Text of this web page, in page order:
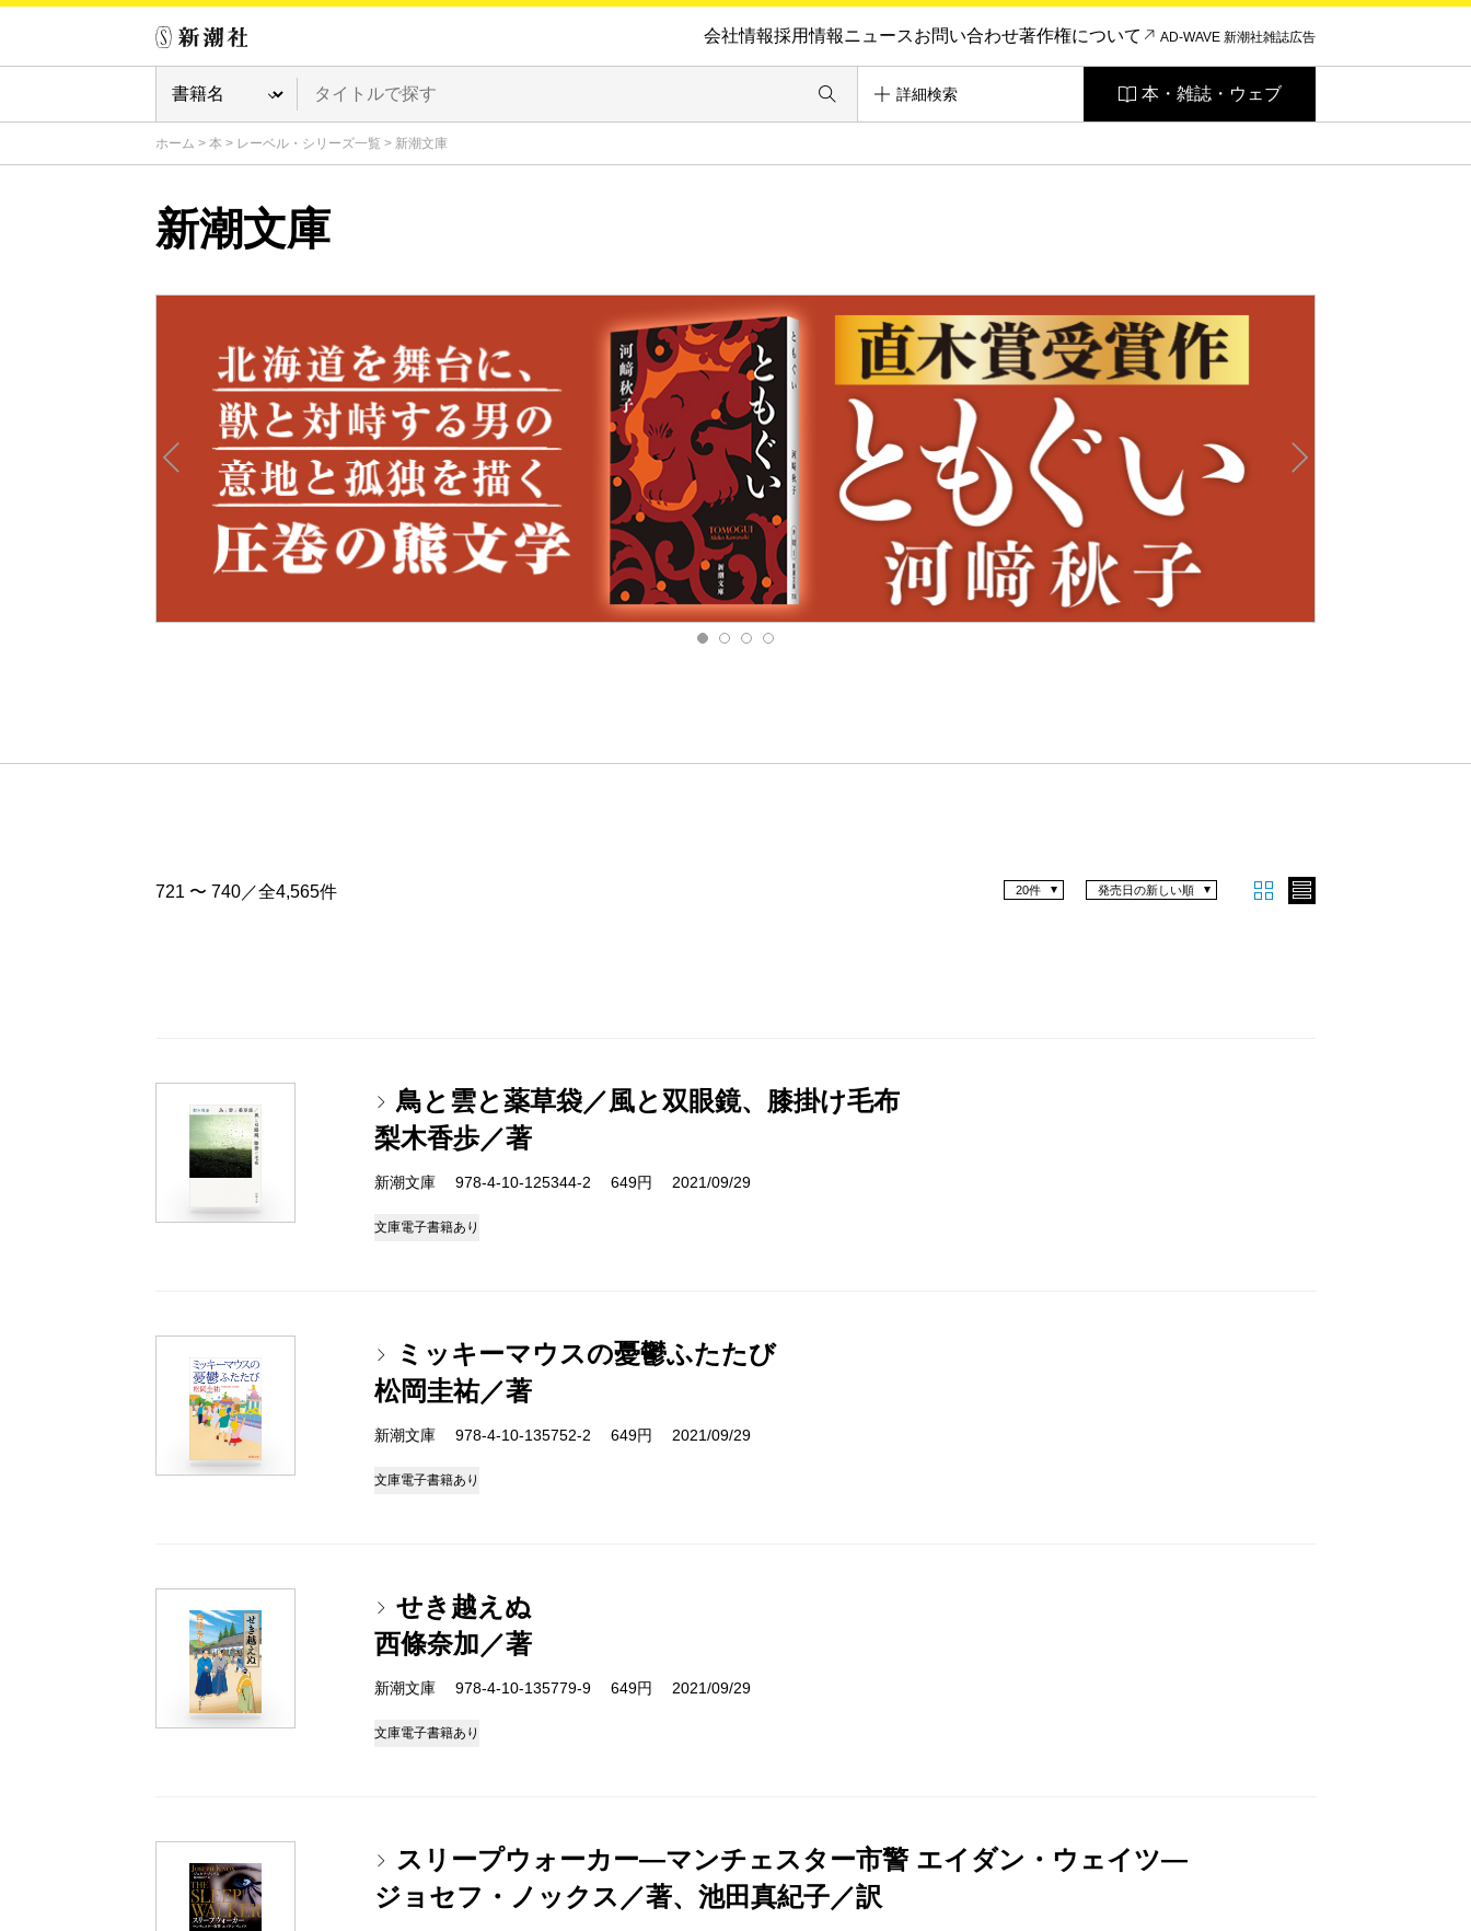
会社情報採用情報ニュースお問い合わせ著作権について AD-WAVE 新潮社雑誌広告
詳細検索 本・雑誌・ウェブ
ホーム > 本 > レーベル・シリーズ一覧 > 新潮文庫
新潮文庫
721 〜 740／全4,565件 発売日の新しい順
20件
鳥と雲と薬草袋／風と双眼鏡、膝掛け毛布
梨木香歩／著
新潮文庫 978-4-10-125344-2 649円 2021/09/29
文庫電子書籍あり
ミッキーマウスの憂鬱ふたたび
松岡圭祐／著
新潮文庫 978-4-10-135752-2 649円 2021/09/29
文庫電子書籍あり
せき越えぬ
西條奈加／著
新潮文庫 978-4-10-135779-9 649円 2021/09/29
文庫電子書籍あり
スリープウォーカー―マンチェスター市警 エイダン・ウェイツ―
ジョセフ・ノックス／著、池田真紀子／訳